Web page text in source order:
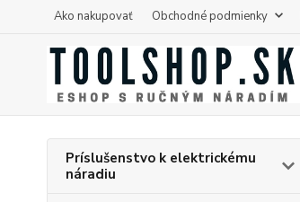
Ako nakupovať Obchodné podmienky
Príslušenstvo k elektrickému
náradiu